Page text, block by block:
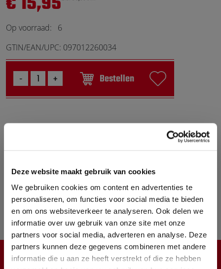
Deze website maakt gebruik van cookies
We gebruiken cookies om content en advertenties te
personaliseren, om functies voor social media te bieden
en om ons websiteverkeer te analyseren. Ook delen we
informatie over uw gebruik van onze site met onze
partners voor social media, adverteren en analyse. Deze
partners kunnen deze gegevens combineren met andere
informatie die u aan ze heeft verstrekt of die ze hebben
Op voorraad:
6
GTIN/EAN/UPC: 097012260034
Bestellen
WERELDWIJD VERSTUURD!
VOOR 17.00 UUR BESTELD
VANDAAG VERSTUURD
MEER DAN 10.000
PRODUCTEN OP VOORRAAD